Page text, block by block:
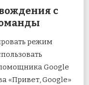
с
режим
Google
«Привет, Google»